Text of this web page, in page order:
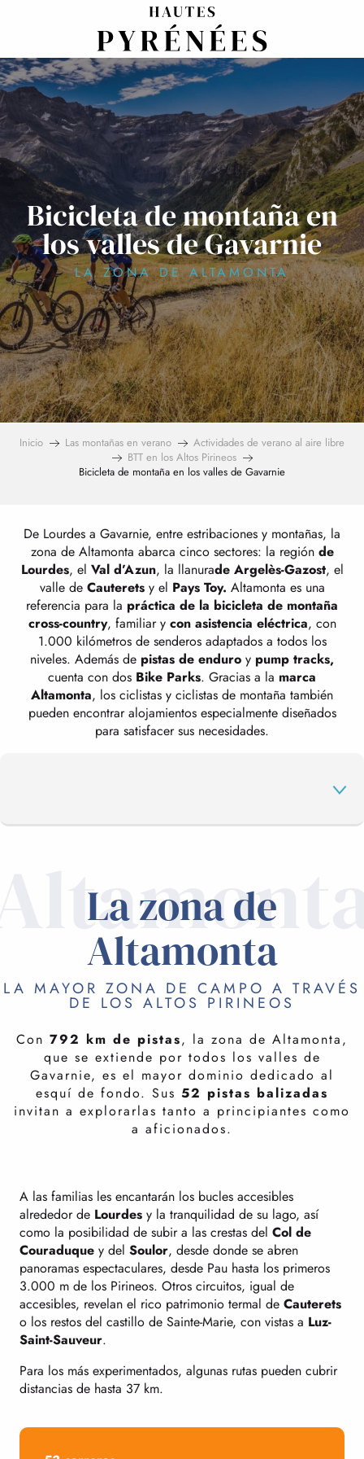
principal
Bicicleta de montaña en
los valles de Gavarnie
LA ZONA DE ALTAMONTA
Inicio Las montañas en verano
Actividades de verano al aire libre
BTT en los Altos Pirineos
Bicicleta de montaña en los valles de Gavarnie
De Lourdes a Gavarnie, entre estribaciones y montañas, la
zona de Altamonta abarca cinco sectores: la región de
Lourdes, el Val d’Azun, la llanurade Argelès-Gazost, el
valle de Cauteretsy el Pays Toy. Altamonta es una
referencia para la práctica de la bicicleta de montaña
cross-country, familiar y con asistencia eléctrica, con
1.000 kilómetros de senderos adaptados a todos los
niveles. Además de pistas de enduro y pump tracks,
cuenta con dos Bike Parks. Gracias a la marca
Altamonta, los ciclistas y ciclistas de montaña también
pueden encontrar alojamientos especialmente diseñados
para satisfacer sus necesidades.
ENDURO MTB
PISTA DE BOMBEO
La zona de
Altamonta
LA MAYOR ZONA DE CAMPO A TRAVÉS
DE LOS ALTOS PIRINEOS
Con 792 km de pistas, la zona de Altamonta,
que se extiende por todos los valles de
Gavarnie, es el mayor dominio dedicado al
esquí de fondo. Sus 52 pistas balizadas
invitan a explorarlas tanto a principiantes como
a aficionados.
A las familias les encantarán los bucles accesibles
alrededor de Lourdes y la tranquilidad de su lago, así
como la posibilidad de subir a las crestas del Col de
Couraduque y del Soulor, desde donde se abren
panoramas espectaculares, desde Pau hasta los primeros
3.000 m de los Pirineos. Otros circuitos, igual de
accesibles, revelan el rico patrimonio termal de Cauterets
o los restos del castillo de Sainte-Marie, con vistas a Luz-
Saint-Sauveur.
Para los más experimentados, algunas rutas pueden cubrir
distancias de hasta 37 km.